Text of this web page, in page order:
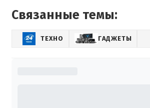
Связанные темы:
ТЕХНО ГАДЖЕТЫ